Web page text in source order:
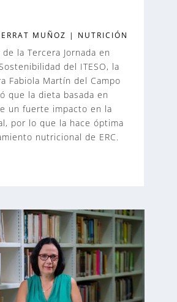
MUÑOZ | NUTRICIÓN
la Tercera Jornada en
del ITESO, la
Fabiola Martín del Campo
que la dieta basada en
un fuerte impacto en la
por lo que la hace óptima
nutricional de ERC.